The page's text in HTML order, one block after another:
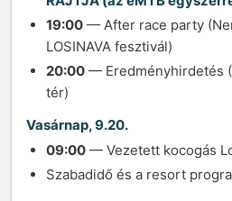
19:00 — After race party
LOSINAVA fesztivál)
20:00 — Eredményhirdetés
tér)
Vasárnap, 9.20.
09:00 — Vezetett kocogás
Szabadidő és a resort